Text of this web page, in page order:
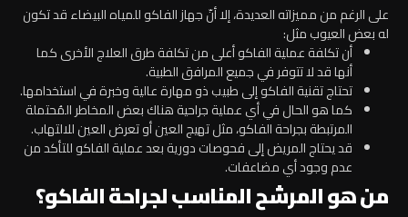
على الرغم من مميزاته العديدة، إلا أنّ جهاز الفاكو للمياه البيضاء قد تكون
له بعض العيوب مثل:
أن تكلفة عملية الفاكو أعلى من تكلفة طرق العلاج الأخرى كما
أنها قد لا تتوفر في جميع المرافق الطبية.
تحتاج تقنية الفاكو إلى طبيب ذو مهارة عالية وخبرة في استخدامها.
كما هو الحال في أي عملية جراحية هناك بعض المخاطر المُحتملة
المرتبطة بجراحة الفاكو، مثل تهيج العين أو تعرض العين للالتهاب.
قد يحتاج المريض إلى فحوصات دورية بعد عملية الفاكو للتأكد من
عدم وجود أي مضاعفات.
من هو المرشح المناسب لجراحة الفاكو؟